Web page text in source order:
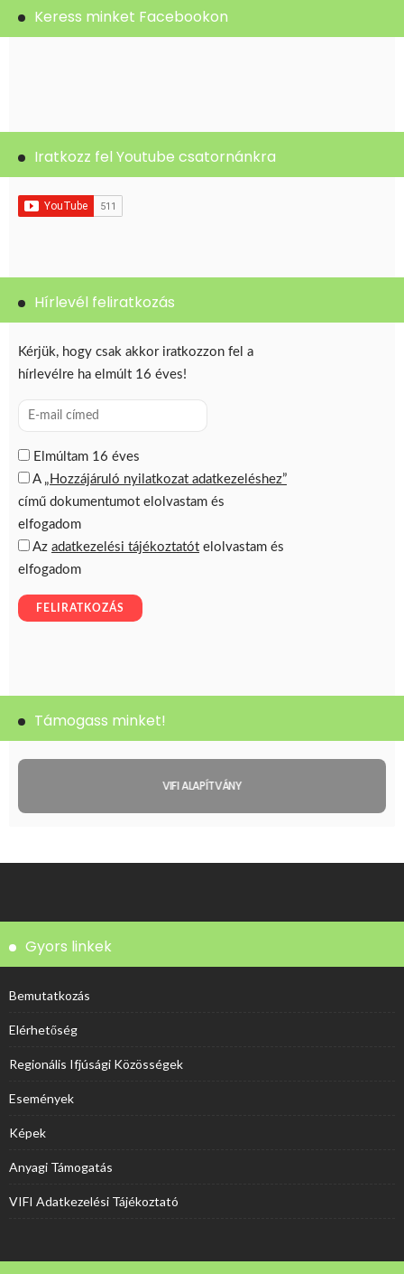
Keress minket Facebookon
Iratkozz fel Youtube csatornánkra
Hírlevél feliratkozás
Támogass minket!
VIFI ALAPÍTVÁNY
Gyors linkek
Bemutatkozás
Elérhetőség
Regionális Ifjúsági Közösségek
Események
Képek
Anyagi Támogatás
VIFI Adatkezelési Tájékoztató